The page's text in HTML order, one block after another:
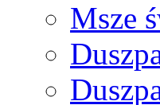
Msze